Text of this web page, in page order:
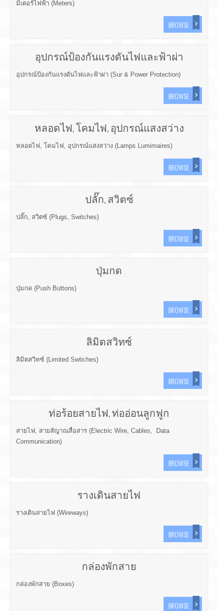
มิเตอร์ไฟฟ้า (Meters)
BROWSE
อุปกรณ์ป้องกันแรงดันไฟและฟ้าผ่า
อุปกรณ์ป้องกันแรงดันไฟและฟ้าผ่า (Sur & Power Protection)
BROWSE
หลอดไฟ, โคมไฟ, อุปกรณ์แสงสว่าง
หลอดไฟ, โคมไฟ, อุปกรณ์แสงสว่าง (Lamps Lumimaires)
BROWSE
ปลั๊ก, สวิตซ์
ปลั๊ก, สวิตซ์ (Plugs, Switches)
BROWSE
ปุ่มกด
ปุ่มกด (Push Buttons)
BROWSE
ลิมิตสวิทซ์
ลิมิตสวิทซ์ (Limited Swtiches)
BROWSE
ท่อร้อยสายไฟ, ท่ออ่อนลูกฟูก
สายไฟ, สายสัญาณสื่อสาร (Electric Wire, Cables, Data
Communication)
BROWSE
รางเดินสายไฟ
รางเดินสายไฟ (Wireways)
BROWSE
กล่องพักสาย
กล่องพักสาย (Boxes)
BROWSE